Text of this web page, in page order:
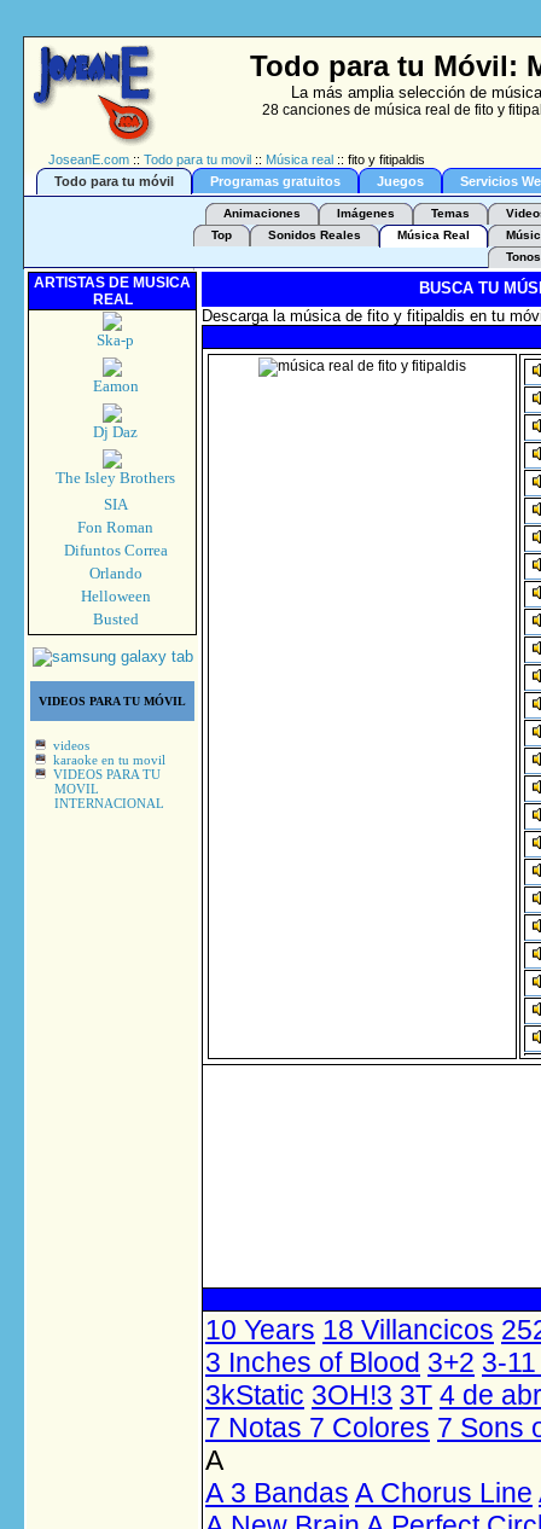
Todo para tu Móvil:
La más amplia selección de
28 canciones de música real de fito y
JoseanE.com :: Todo para tu movil :: Música real :: fito y fitipaldis
Todo para tu móvil
Programas gratuitos Juegos Servicios
Animaciones Imágenes Temas
Top
Sonidos Reales Música Real
Tonos
ARTISTAS DE MUSICA
REAL
Ska-p
Eamon
Dj Daz
The Isley Brothers
SIA
Fon Roman
Difuntos Correa
Orlando
Helloween
Busted
VIDEOS PARA TU MÓVIL
videos
karaoke en tu movil
VIDEOS PARA TU
MOVIL
INTERNACIONAL
BUSCA TU
Descarga la música de fito y fitipaldis en tu